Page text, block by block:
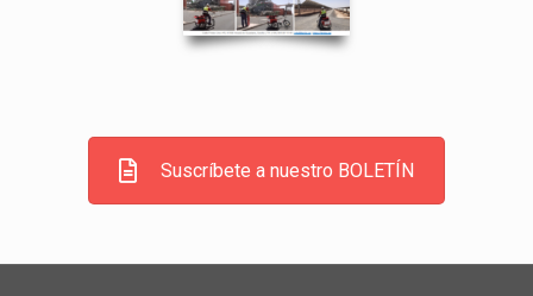
Suscríbete a nuestro BOLETÍN